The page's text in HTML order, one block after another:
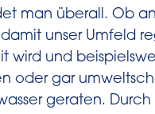
man überall. Ob
unser Umfeld
wird und
oder gar
geraten.